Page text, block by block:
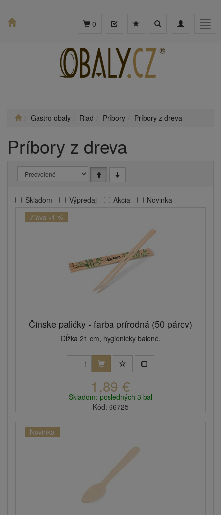
Toggle
Toggle
0
Gastro obaly Riad Príbory Príbory z dreva
Príbory z dreva
Skladom Výpredaj Akcia
Novinka
Zľava -1 %
Čínske paličky - farba prírodná (50 párov)
Dĺžka 21 cm, hygienicky balené.
1,89 €
Skladom: posledných 3 bal
Kód: 66725
Novinka